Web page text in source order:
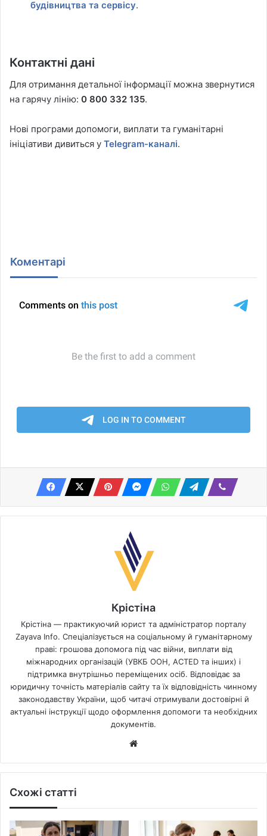
будівництва та сервісу.
Контактні дані
Для отримання детальної інформації можна звернутися
на гарячу лінію: 0 800 332 135.
Нові програми допомоги, виплати та гуманітарні
ініціативи дивиться у Telegram-каналі.
Коментарі
Крістіна
Крістіна — практикуючий юрист та адміністратор порталу
Zayava Info. Спеціалізується на соціальному й гуманітарному
праві: грошова допомога під час війни, виплати від
міжнародних організацій (УВКБ ООН, ACTED та інших) і
підтримка внутрішньо переміщених осіб. Відповідає за
юридичну точність матеріалів сайту та їх відповідність чинному
законодавству України, щоб читачі отримували достовірні й
актуальні інструкції щодо оформлення допомоги та необхідних
документів.
Схожі статті